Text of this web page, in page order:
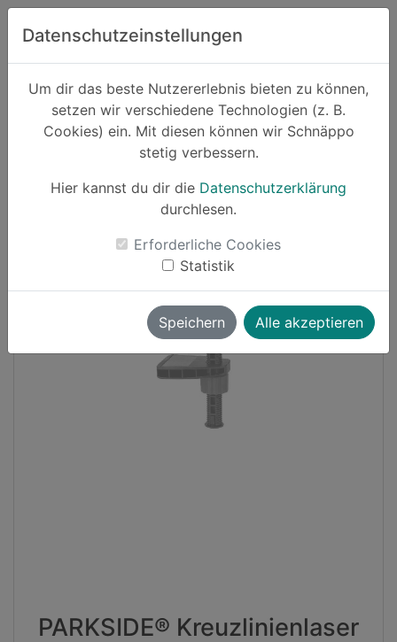
Zum Hauptinhalt springen
Datenschutzeinstellungen
Um dir das beste Nutzererlebnis bieten zu können,
setzen wir verschiedene Technologien (z. B.
Cookies) ein. Mit diesen können wir Schnäppo
stetig verbessern.
Hier kannst du dir die Datenschutzerklärung
durchlesen.
Erforderliche Cookies
Statistik
Speichern Alle akzeptieren
Suchen
Schnäppchen Haushalt und Garten
Cashback
PARKSIDE® Kreuzlinienlaser